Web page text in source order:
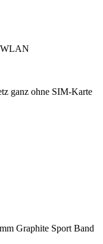
ganz ohne SIM-Karte